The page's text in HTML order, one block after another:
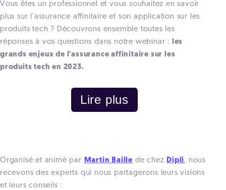
Vous êtes un professionnel et vous souhaitez en savoir
plus sur l'assurance affinitaire et son application sur les
produits tech ? Découvrons ensemble toutes les
réponses à vos questions dans notre webinar : les
grands enjeux de l'assurance affinitaire sur les
produits tech en 2023.
Lire plus
Organisé et animé par Martin Baille de chez Dipli, nous
recevons des experts qui nous partagerons leurs visions
et leurs conseils :